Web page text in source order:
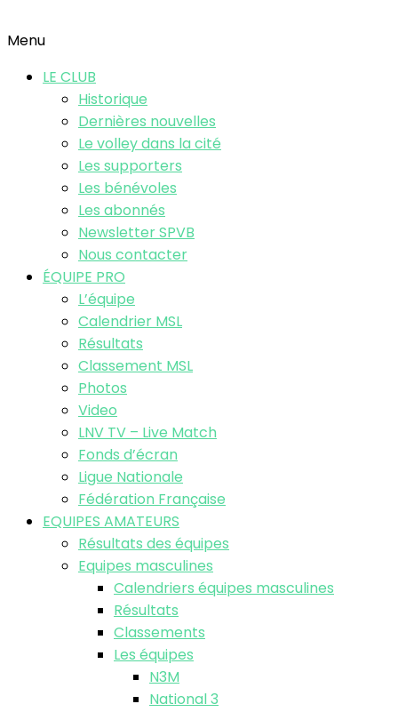
Menu
LE CLUB
Historique
Dernières nouvelles
Le volley dans la cité
Les supporters
Les bénévoles
Les abonnés
Newsletter SPVB
Nous contacter
ÉQUIPE PRO
L’équipe
Calendrier MSL
Résultats
Classement MSL
Photos
Video
LNV TV – Live Match
Fonds d’écran
Ligue Nationale
Fédération Française
EQUIPES AMATEURS
Résultats des équipes
Equipes masculines
Calendriers équipes masculines
Résultats
Classements
Les équipes
N3M
National 3